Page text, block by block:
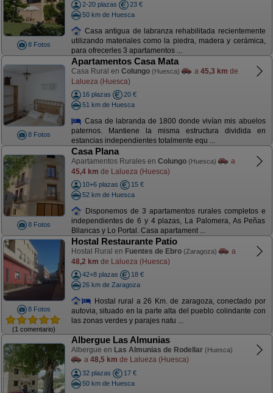
8 Fotos
2-20 plazas
23 €
50 km de Huesca
Casa antigua de labranza rehabilitada recientemente
utilizando materiales como la piedra, madera y cerámica,
para ofrecerles 3 apartamentos ...
8 Fotos
Apartamentos Casa Mata
Casa Rural en Colungo (Huesca) a 45,3 km de
Lalueza (Huesca)
16 plazas
20 €
51 km de Huesca
Casa de labranda de 1800 donde vivían mis abuelos
paternos. Mantiene la misma estructura dividida en
estancias independientes totalmente equ ...
8 Fotos
Casa Plana
Apartamentos Rurales en Colungo (Huesca)
a
45,4 km de Lalueza (Huesca)
10+6 plazas
15 €
52 km de Huesca
Disponemos de 3 apartamentos rurales completos e
independientes de 6 y 4 plazas, La Palomera, As Peñas
Bllancas y Lo Portal. Casa apartament ...
8 Fotos
(1 comentario)
Hostal Restaurante Patio
Hostal Rural en Fuentes de Ebro (Zaragoza)
a
48,2 km de Lalueza (Huesca)
42+8 plazas
18 €
26 km de Zaragoza
Hostal rural a 26 Km. de zaragoza, conectado por
autovia, situado en la parte alta del pueblo colindante con
las zonas verdes y parajes natu ...
Albergue Las Almunias
Albergue en Las Almunias de Rodellar (Huesca)
a 48,5 km de Lalueza (Huesca)
32 plazas
17 €
50 km de Huesca